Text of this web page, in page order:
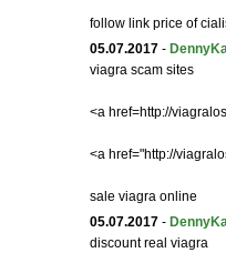
follow link price of
05.07.2017 -
viagra scam sites
<a href=http://
<a href="http://
sale viagra online
05.07.2017 -
discount real viagra